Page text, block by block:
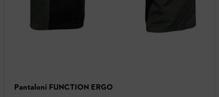
Pantaloni FUNCTION ERGO